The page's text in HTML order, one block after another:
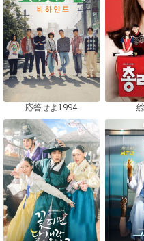
応答せよ1994